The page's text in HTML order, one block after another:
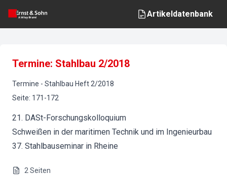
Artikeldatenbank
Termine: Stahlbau 2/2018
Termine - Stahlbau Heft 2/2018
Seite: 171-172
21. DASt-Forschungskolloquium
Schweißen in der maritimen Technik und im Ingenieurbau
37. Stahlbauseminar in Rheine
2 Seiten